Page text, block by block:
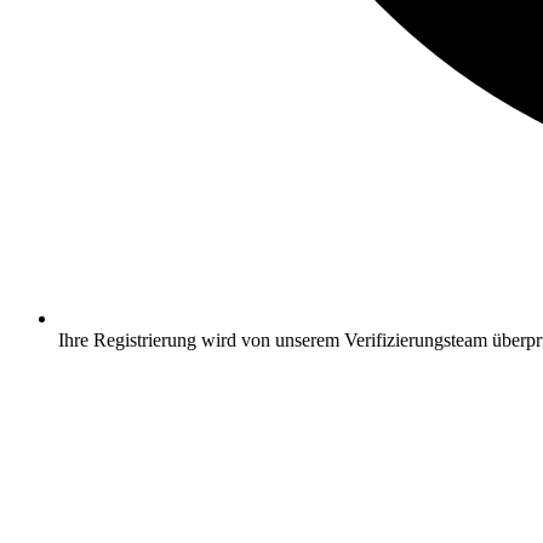
Ihre Registrierung wird von unserem Verifizierungsteam